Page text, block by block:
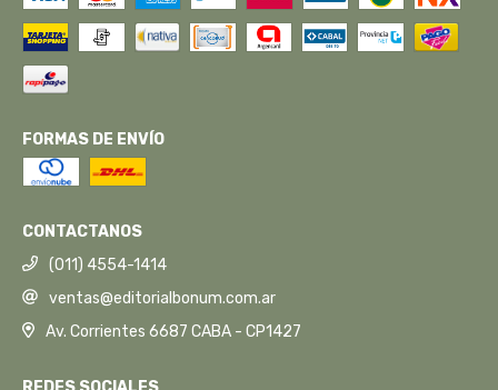
FORMAS DE ENVÍO
CONTACTANOS
(011) 4554-1414
ventas@editorialbonum.com.ar
Av. Corrientes 6687 CABA - CP1427